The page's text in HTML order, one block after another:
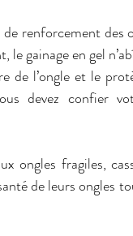
de renforcement des
gainage en gel
l’ongle et le
devez confier
ongles fragiles,
de leurs ongles